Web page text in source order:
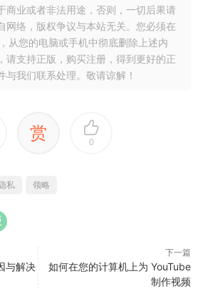
商业或者非法用途，否则，一切后果请
网络，版权争议与本站无关。您必须在
从您的电脑或手机中彻底删除上述内
请支持正版，购买注册，得到更好的正
与我们联系处理。敬请谅解！
赏 0
私 领略
与解决
下一篇
如何在您的计算机上为 YouTube
制作视频